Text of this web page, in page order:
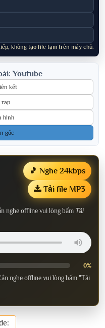
không tạo file tạm trên máy chủ.
Youtube
kết
rạp
hình
gốc
🎵 Nghe 24kbps
Tải file MP3
nghe offline vui lòng bấm Tải
0%
nghe offline vui lòng bấm "Tải